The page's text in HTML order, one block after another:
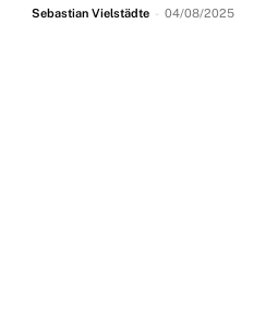
Sebastian Vielstädte - 04/08/2025